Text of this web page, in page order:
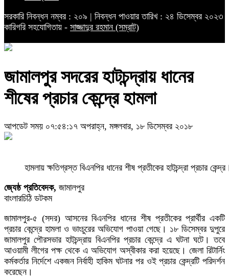
সরকারি নিবন্ধন নম্বর : ২০৯ | নিবন্ধন পাওয়ার তারিখ : ২৪ ডিসেম্বর ২০২৩
কারিগরি সহযোগিতায় - সাজ্জাদুর রহমান (সম্রাট)
জামালপুর সদরের হাটচন্দ্রায় ধানের
শীষের প্রচার কেন্দ্রে হামলা
আপডেট সময় ০৭:৫৪:১৭ অপরাহ্ন, মঙ্গলবার, ১৮ ডিসেম্বর ২০১৮
হামলায় ক্ষতিগ্রস্ত বিএনপির ধানের শীষ প্রতীকের হাটচন্দ্রা প্রচার
জ্যেষ্ঠ প্রতিবেদক, জামালপুর
বাংলারচিঠি ডটকম
জামালপুর-৫ (সদর) আসনের বিএনপির ধানের শীষ প্রতীকের প্রার্থীর একটি
প্রচার কেন্দ্রে হামলা ও ভাংচুরের অভিযোগ পাওয়া গেছে। ১৮ ডিসেম্বর দুপুরে
জামালপুর পৌরসভার হাটচন্দ্রায় বিএনপির প্রচার কেন্দ্রে এ ঘটনা ঘটে। তবে
আওয়ামী লীগের পক্ষ থেকে এ অভিযোগ অস্বীকার করা হয়েছে। জেলা রিটার্নিং
কর্মকর্তার নির্দেশে একজন নির্বাহী হাকিম ঘটনার পর ওই প্রচার কেন্দ্রটি পরিদর্শন
করেছেন।